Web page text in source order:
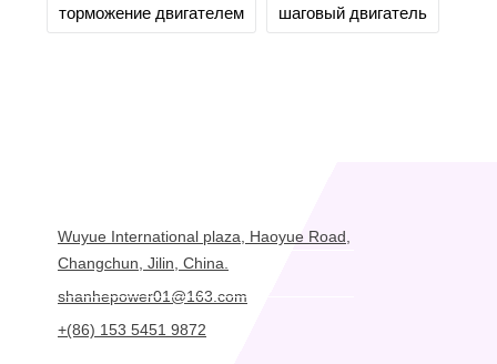
торможение двигателем шаговый двигатель
Wuyue International plaza, Haoyue Road,
Changchun, Jilin, China.
shanhepower01@163.com
+(86) 153 5451 9872